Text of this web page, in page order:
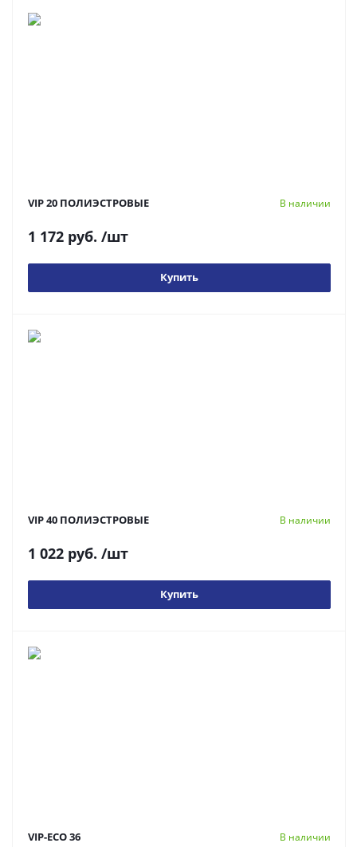
VIP 20 ПОЛИЭСТРОВЫЕ В наличии
1 172 руб. /шт
Купить
VIP 40 ПОЛИЭСТРОВЫЕ В наличии
1 022 руб. /шт
Купить
VIP-ECO 36 В наличии